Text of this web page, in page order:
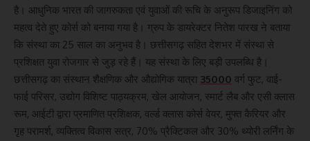
है। आधुनिक भारत की जागरुकता एवं युवाओं की रूचि के अनुरूप डिजाइनिंग को
महत्व देते हुए कोर्स को बनाया गया है। ग्रुप के डायरेक्टर नितेश पारख ने बताया
कि संस्था का 25 साल का अनुभव है। छत्तीसगढ़ सहित देशभर में संस्था से
प्रशिक्षत युवा रोजगार से जुड़ रहे हैं। यह संस्था के लिए बड़ी उपलब्धि है।
छत्तीसगढ़ का संस्थान शैक्षणिक और औद्योगिक यात्रा 35000 वर्ग फुट, वाई-
फाई परिसर, उद्योग विशिष्ट पाठ्यक्रम, खेल आयोजन, स्मार्ट लैब और एसी क्लास
रूम, आईटी द्वारा प्रमाणित प्रशिक्षक, वर्ल्ड क्लास कोर्स वेयर, मुफ्त कैरियर और
गृह परामर्श, व्यक्तित्व विकास सत्र, 70% प्रैक्टिकल और 30% थ्योरी लर्निंग के